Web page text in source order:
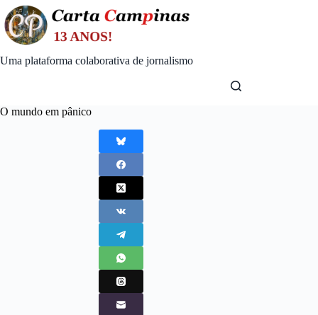
Skip
to
content
Uma plataforma colaborativa de jornalismo
O mundo em pânico